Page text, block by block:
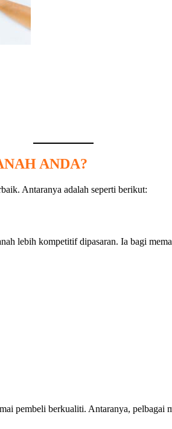
ANDA?
Antaranya adalah seperti berikut:
lebih kompetitif dipasaran. Ia bagi
pembeli berkualiti. Antaranya, pelbagai